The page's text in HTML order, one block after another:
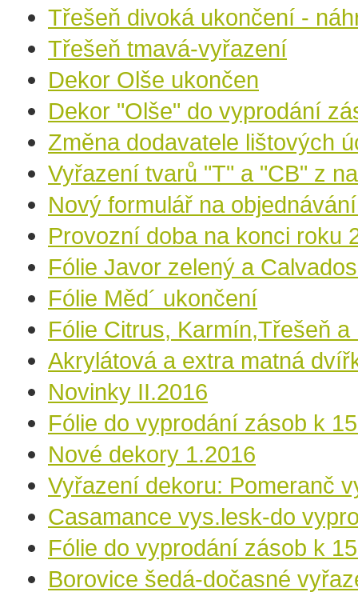
Třešeň divoká ukončení -
Třešeň tmavá-vyřazení
Dekor Olše ukončen
Dekor "Olše" do vyprodání
Změna dodavatele lištových
Vyřazení tvarů "T" a "CB" z
Nový formulář na
Provozní doba na konci roku
Fólie Javor zelený a
Fólie Měd´ ukončení
Fólie Citrus, Karmín,Třešeň
Akrylátová a extra matná
Novinky II.2016
Fólie do vyprodání zásob k
Nové dekory 1.2016
Vyřazení dekoru: Pomeranč
Casamance vys.lesk-do
Fólie do vyprodání zásob k
Borovice šedá-dočasné